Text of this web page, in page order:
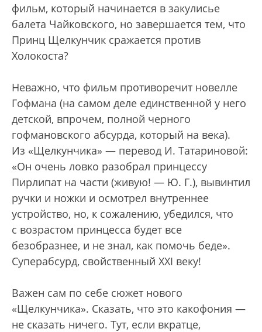
фильм, который начинается в закулисье
балета Чайковского, но завершается тем, что
Принц Щелкунчик сражается против
Холокоста?
Неважно, что фильм противоречит новелле
Гофмана (на самом деле единственной у него
детской, впрочем, полной черного
гофмановского абсурда, который на века).
Из «Щелкунчика» — перевод И. Татариновой:
«Он очень ловко разобрал принцессу
Пирлипат на части (живую! — Ю. Г.), вывинтил
ручки и ножки и осмотрел внутреннее
устройство, но, к сожалению, убедился, что
с возрастом принцесса будет все
безобразнее, и не знал, как помочь беде».
Суперабсурд, свойственный XXI веку!
Важен сам по себе сюжет нового
«Щелкунчика». Сказать, что это какофония —
не сказать ничего. Тут, если вкратце,